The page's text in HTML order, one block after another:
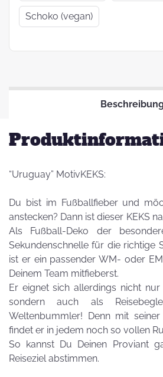
Schoko (vegan)
“Uruguay” MotivKEKS:
Du bist im Fußballfieber und
anstecken? Dann ist dieser KEKS
Als Fußball-Deko der
Sekundenschnelle für die richtige
ist er ein passender WM- oder
Deinem Team mitfieberst.
Er eignet sich allerdings nicht
sondern auch als
Weltenbummler! Denn mit
findet er in jedem noch so vollen
So kannst Du Deinen Proviant
Reiseziel abstimmen.